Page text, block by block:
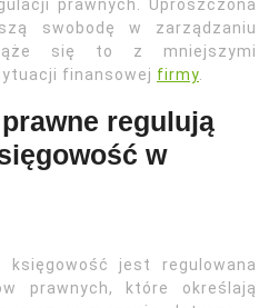
prawnych. Uproszczona
swobodę w zarządzaniu
się to z mniejszymi
finansowej firmy
regulują
w
księgowość jest regulowana
prawnych, które określają